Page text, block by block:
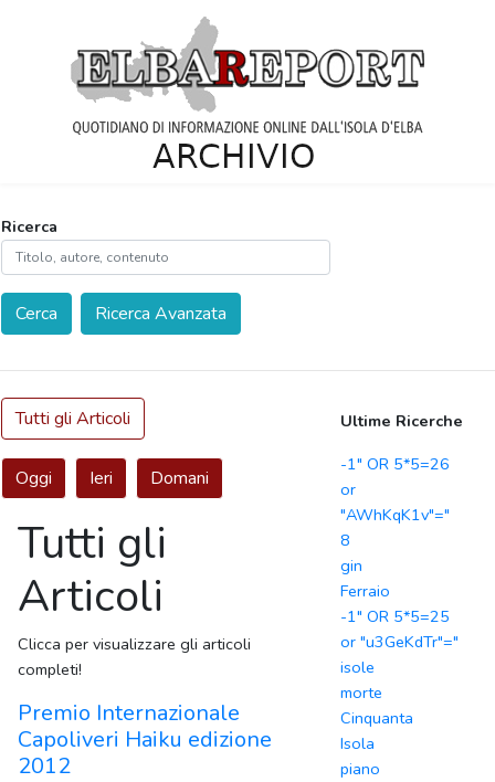
Ricerca
Cerca Ricerca Avanzata
Tutti gli Articoli
Oggi Ieri Domani
Tutti gli
Articoli
Clicca per visualizzare gli articoli
completi!
Premio Internazionale
Capoliveri Haiku edizione
2012
Ultime Ricerche
-1" OR 5*5=26
or
"AWhKqK1v"="
8
gin
Ferraio
-1" OR 5*5=25
or "u3GeKdTr"="
isole
morte
Cinquanta
Isola
piano